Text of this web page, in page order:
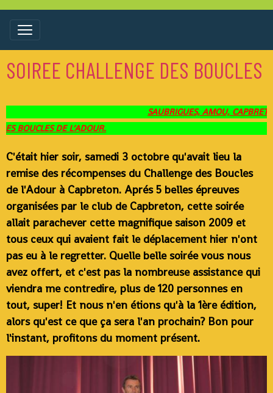
SOIREE CHALLENGE DES BOUCLES
SAUBRIGUES, AMOU, CAPBRETON, SAUBION, TOSSE.
C'était hier soir, samedi 3 octobre qu'avait lieu la
remise des récompenses du Challenge des Boucles
de l'Adour à Capbreton. Aprés 5 belles épreuves
organisées par le club de Capbreton, cette soirée
allait parachever cette magnifique saison 2009 et
tous ceux qui avaient fait le déplacement hier n'ont
pas eu à le regretter. Quelle belle soirée vous nous
avez offert, et c'est pas la nombreuse assistance qui
viendra me contredire, plus de 120 personnes en
tout, super! Et nous n'en étions qu'à la 1ère édition,
alors qu'est ce que ça sera l'an prochain? Bon pour
l'instant, profitons du moment présent.